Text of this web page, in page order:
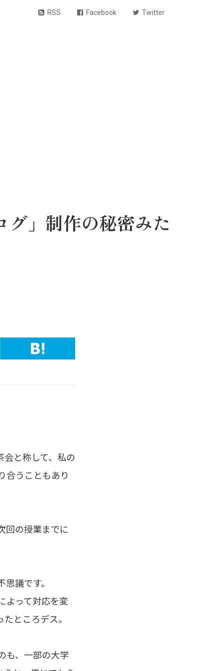
RSS Facebook Twitter
グ」制作の秘密みた
会と称して、私の
合うこともあり
回の授業までに
議です。
よって対応を変
ところデス。
も、一部の大学